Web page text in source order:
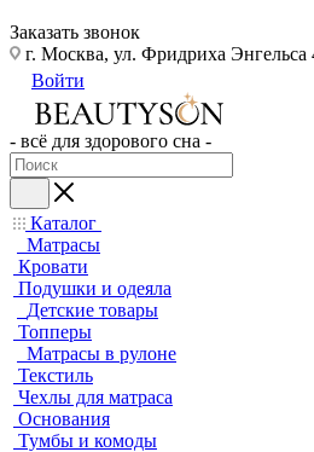
Заказать звонок
г. Москва, ул. Фридриха Энгельса
Войти
- всё для здорового сна -
Каталог
Матрасы
Кровати
Подушки и одеяла
Детские товары
Топперы
Матрасы в рулоне
Текстиль
Чехлы для матраса
Основания
Тумбы и комоды